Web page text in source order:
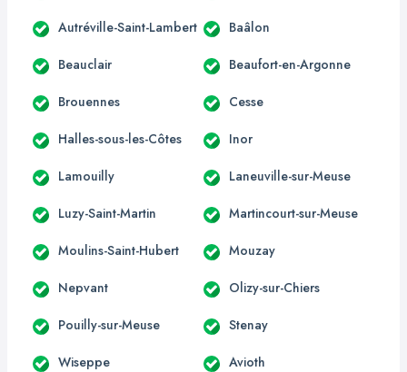
Autréville-Saint-Lambert Baâlon
Beauclair Beaufort-en-Argonne
Brouennes Cesse
Halles-sous-les-Côtes Inor
Lamouilly Laneuville-sur-Meuse
Luzy-Saint-Martin Martincourt-sur-Meuse
Moulins-Saint-Hubert Mouzay
Nepvant Olizy-sur-Chiers
Pouilly-sur-Meuse Stenay
Wiseppe Avioth